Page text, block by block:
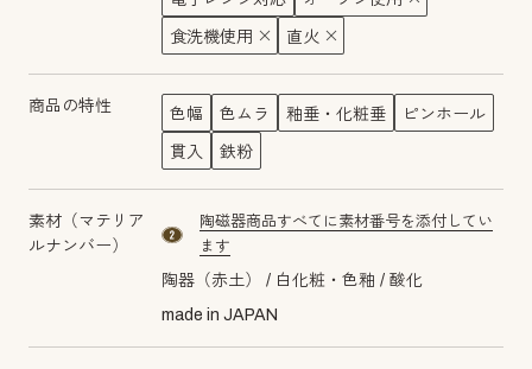
食洗機使用 直火
商品の特性 色幅 色ムラ 釉垂・化粧垂 ピンホール
貫入 鉄粉
素材（マテリア
ルナンバー）
material number2
陶磁器商品すべてに素材番号を添付してい
ます
陶器（赤土） 白化粧・色釉
酸化
made in JAPAN